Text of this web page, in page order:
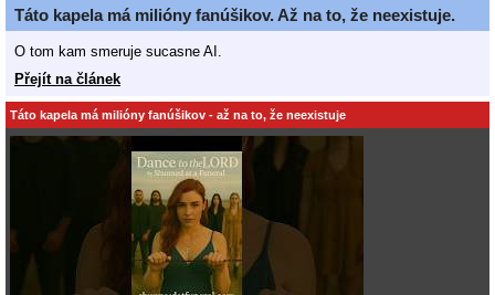
Táto kapela má milióny fanúšikov. Až na to, že neexistuje.
O tom kam smeruje sucasne AI.
Přejít na článek
Táto kapela má milióny fanúšikov - až na to, že neexistuje